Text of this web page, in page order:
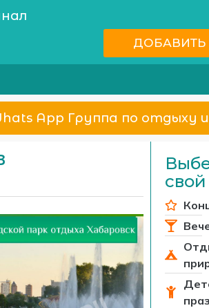
ДОБАВИТЬ
App Группа по отдыху